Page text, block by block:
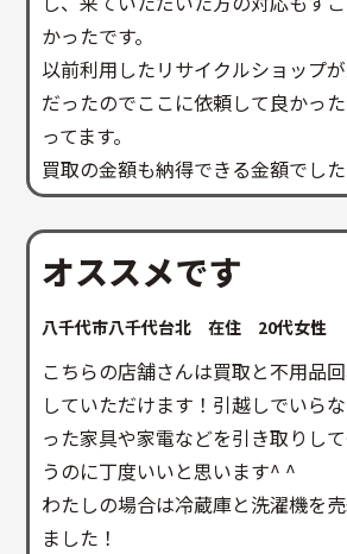
かったです。
以前利用したリサイクルショップ
だったのでここに依頼して良かっ
ってます。
買取の金額も納得できる金額でした
オススメです
八千代市八千代台北 在住 20代女性
こちらの店舗さんは買取と不用品
していただけます！引越しでいら
った家具や家電などを引き取りし
うのに丁度いいと思います^ ^
わたしの場合は冷蔵庫と洗濯機を
ました！